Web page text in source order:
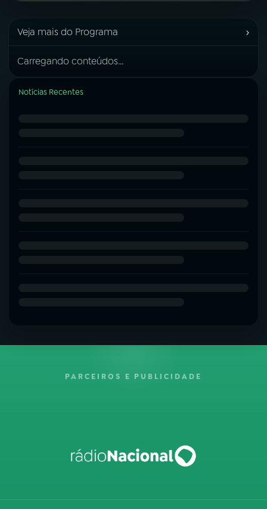
Veja mais do Programa ›
Carregando conteúdos...
Notícias Recentes
PARCEIROS E PUBLICIDADE